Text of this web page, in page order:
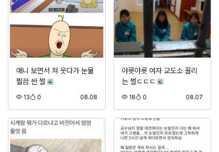
애니 보면서 쳐 웃다가 눈물
찔끔 싼 썰
13조회0 08.08
야릇야릇 여자 교도소 꼴리
는 썰ㄷㄷㄷ
18조회0 08.07